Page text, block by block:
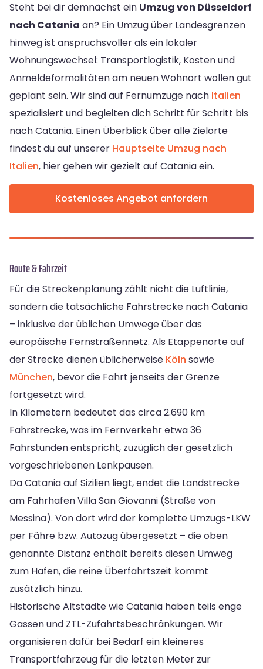
Steht bei dir demnächst ein Umzug von Düsseldorf
nach Catania an? Ein Umzug über Landesgrenzen
hinweg ist anspruchsvoller als ein lokaler
Wohnungswechsel: Transportlogistik, Kosten und
Anmeldeformalitäten am neuen Wohnort wollen gut
geplant sein. Wir sind auf Fernumzüge nach Italien
spezialisiert und begleiten dich Schritt für Schritt bis
nach Catania. Einen Überblick über alle Zielorte
findest du auf unserer Hauptseite Umzug nach
Italien, hier gehen wir gezielt auf Catania ein.
Kostenloses Angebot anfordern
Route & Fahrzeit
Für die Streckenplanung zählt nicht die Luftlinie,
sondern die tatsächliche Fahrstrecke nach Catania
– inklusive der üblichen Umwege über das
europäische Fernstraßennetz. Als Etappenorte auf
der Strecke dienen üblicherweise Köln sowie
München, bevor die Fahrt jenseits der Grenze
fortgesetzt wird.
In Kilometern bedeutet das circa 2.690 km
Fahrstrecke, was im Fernverkehr etwa 36
Fahrstunden entspricht, zuzüglich der gesetzlich
vorgeschriebenen Lenkpausen.
Da Catania auf Sizilien liegt, endet die Landstrecke
am Fährhafen Villa San Giovanni (Straße von
Messina). Von dort wird der komplette Umzugs-LKW
per Fähre bzw. Autozug übergesetzt – die oben
genannte Distanz enthält bereits diesen Umweg
zum Hafen, die reine Überfahrtszeit kommt
zusätzlich hinzu.
Historische Altstädte wie Catania haben teils enge
Gassen und ZTL-Zufahrtsbeschränkungen. Wir
organisieren dafür bei Bedarf ein kleineres
Transportfahrzeug für die letzten Meter zur